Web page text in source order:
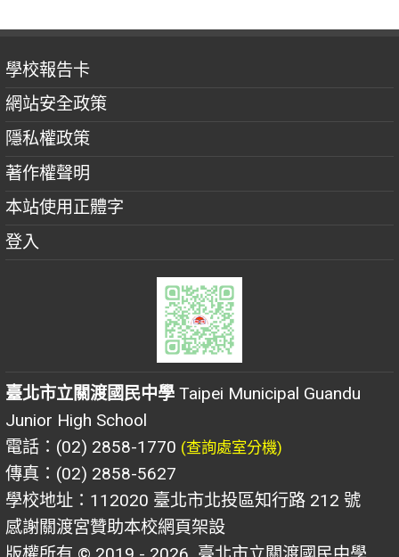
學校報告卡
網站安全政策
隱私權政策
著作權聲明
本站使用正體字
登入
臺北市立關渡國民中學 Taipei Municipal Guandu
Junior High School
電話：(02) 2858-1770 (查詢處室分機)
傳真：(02) 2858-5627
學校地址：112020 臺北市北投區知行路 212 號
感謝關渡宮贊助本校網頁架設